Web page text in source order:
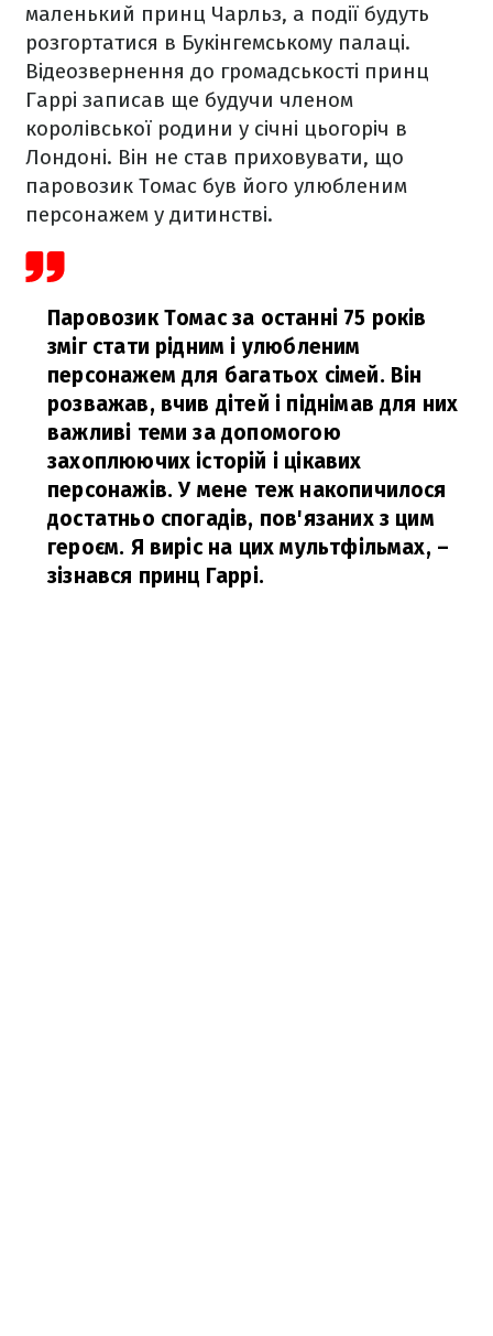
маленький принц Чарльз, а події будуть
розгортатися в Букінгемському палаці.
Відеозвернення до громадськості принц
Гаррі записав ще будучи членом
королівської родини у січні цьогоріч в
Лондоні. Він не став приховувати, що
паровозик Томас був його улюбленим
персонажем у дитинстві.
Паровозик Томас за останні 75 років
зміг стати рідним і улюбленим
персонажем для багатьох сімей. Він
розважав, вчив дітей і піднімав для них
важливі теми за допомогою
захоплюючих історій і цікавих
персонажів. У мене теж накопичилося
достатньо спогадів, пов'язаних з цим
героєм. Я виріс на цих мультфільмах, –
зізнався принц Гаррі.